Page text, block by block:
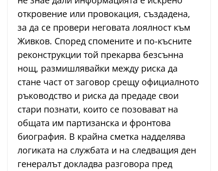
откровение или провокация, създадена,
за да се провери неговата лоялност към
Живков. Според спомените и по-късните
реконструкции той прекарва безсънна
нощ, размишлявайки между риска да
стане част от заговор срещу официалното
ръководство и риска да предаде свои
стари познати, които се позовават на
общата им партизанска и фронтова
биография. В крайна сметка надделява
логиката на службата и на следващия ден
генералът докладва разговора пред